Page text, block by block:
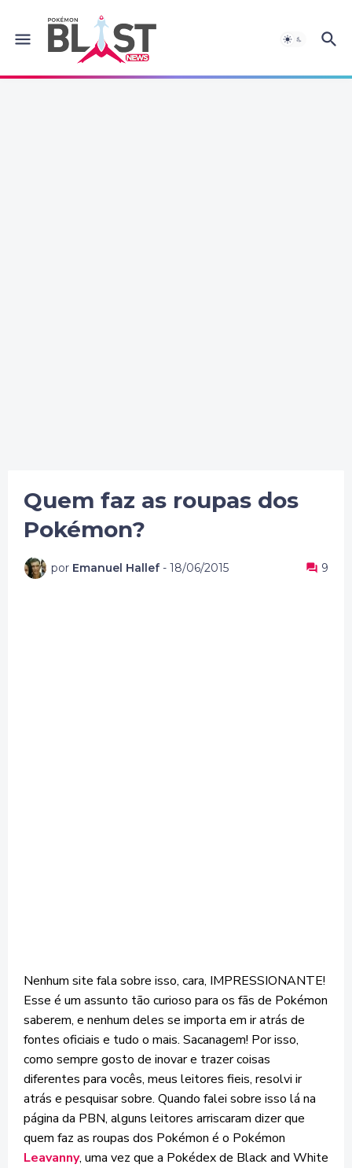
Quem faz as roupas dos
Pokémon?
por Emanuel Hallef - 18/06/2015 9
Nenhum site fala sobre isso, cara, IMPRESSIONANTE!
Esse é um assunto tão curioso para os fãs de Pokémon
saberem, e nenhum deles se importa em ir atrás de
fontes oficiais e tudo o mais. Sacanagem! Por isso,
como sempre gosto de inovar e trazer coisas
diferentes para vocês, meus leitores fieis, resolvi ir
atrás e pesquisar sobre. Quando falei sobre isso lá na
página da PBN, alguns leitores arriscaram dizer que
quem faz as roupas dos Pokémon é o Pokémon
Leavanny, uma vez que a Pokédex de Black and White